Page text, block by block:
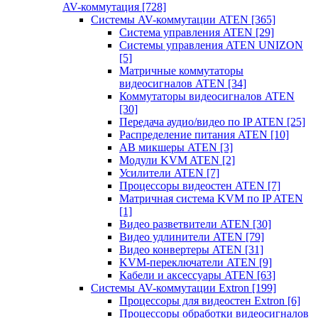
AV-коммутация [728]
Системы AV-коммутации ATEN [365]
Система управления ATEN [29]
Системы управления ATEN UNIZON
[5]
Матричные коммутаторы
видеосигналов ATEN [34]
Коммутаторы видеосигналов ATEN
[30]
Передача аудио/видео по IP ATEN [25]
Распределение питания ATEN [10]
АВ микшеры ATEN [3]
Модули KVM ATEN [2]
Усилители ATEN [7]
Процессоры видеостен ATEN [7]
Матричная система KVM по IP ATEN
[1]
Видео разветвители ATEN [30]
Видео удлинители ATEN [79]
Видео конвертеры ATEN [31]
KVM-переключатели ATEN [9]
Кабели и аксессуары ATEN [63]
Системы AV-коммутации Extron [199]
Процессоры для видеостен Extron [6]
Процессоры обработки видеосигналов